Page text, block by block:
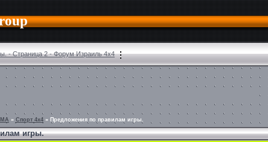
- Страница 2 - Форум Израиль 4х4
» Спорт 4х4 » Предложения по правилам игры.
игры.